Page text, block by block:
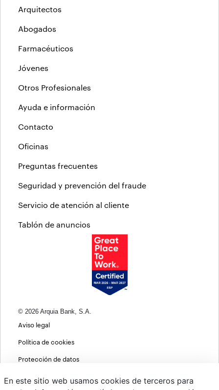
Arquitectos
Abogados
Farmacéuticos
Jóvenes
Otros Profesionales
Ayuda e información
Contacto
Oficinas
Preguntas frecuentes
Seguridad y prevención del fraude
Servicio de atención al cliente
Tablón de anuncios
© 2026 Arquia Bank, S.A.
Aviso legal
Política de cookies
Protección de datos
Política de privacidad web
En este sitio web usamos cookies de terceros para